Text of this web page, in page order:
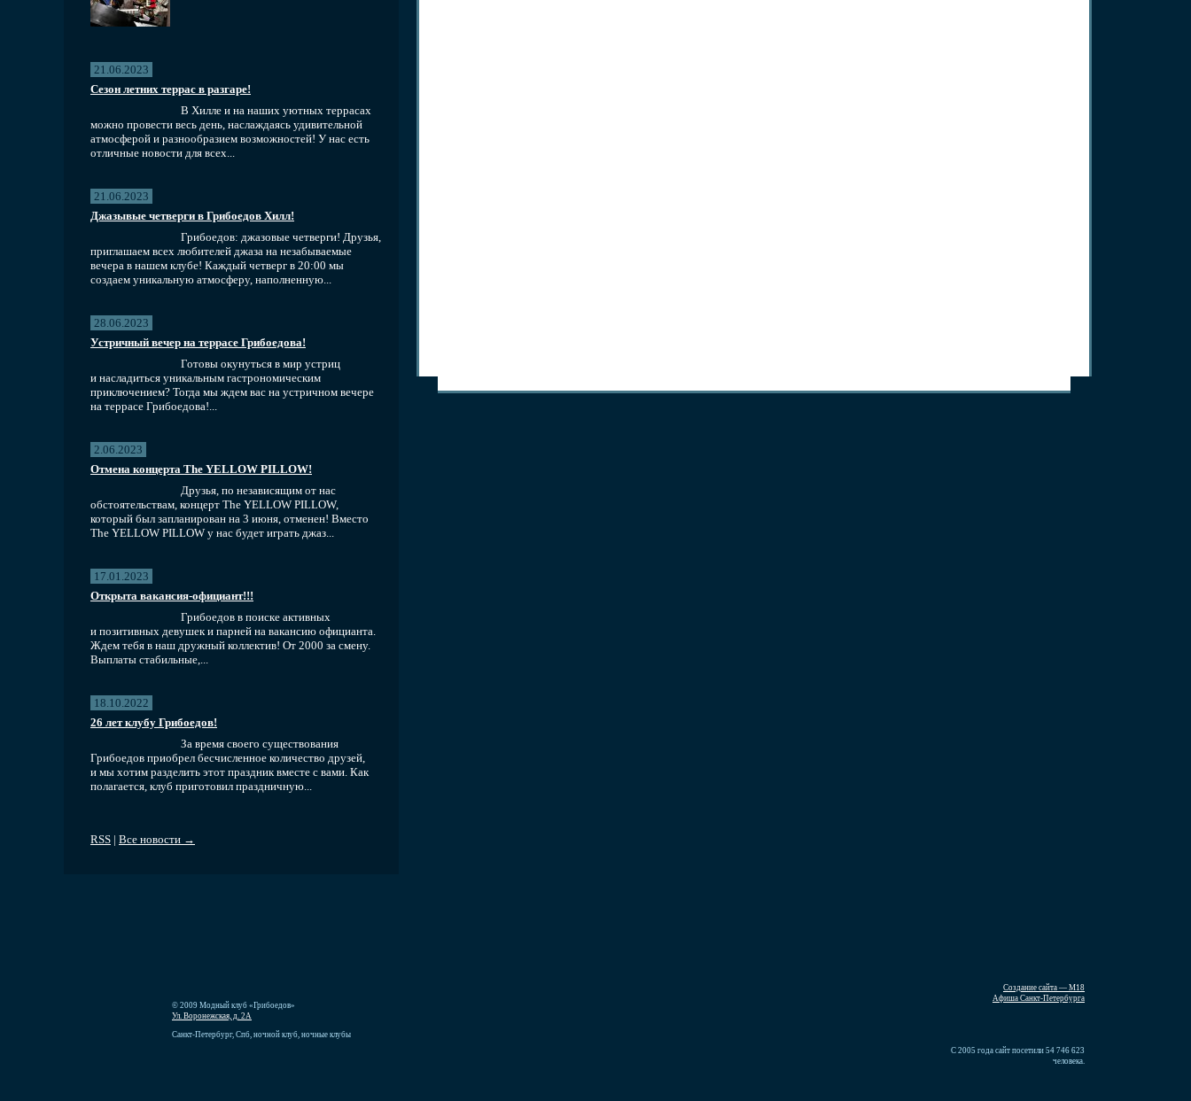
21.06.2023
Сезон летних террас в разгаре!
В Хилле и на наших уютных террасах
можно провести весь день, наслаждаясь удивительной
атмосферой и разнообразием возможностей! У нас есть
отличные новости для всех...
21.06.2023
Джазывые четверги в Грибоедов Хилл!
Грибоедов: джазовые четверги! Друзья,
приглашаем всех любителей джаза на незабываемые
вечера в нашем клубе! Каждый четверг в 20:00 мы
создаем уникальную атмосферу, наполненную...
28.06.2023
Устричный вечер на террасе Грибоедова!
Готовы окунуться в мир устриц
и насладиться уникальным гастрономическим
приключением? Тогда мы ждем вас на устричном вечере
на террасе Грибоедова!...
2.06.2023
Отмена концерта The YELLOW PILLOW!
Друзья, по независящим от нас
обстоятельствам, концерт The YELLOW PILLOW,
который был запланирован на 3 июня, отменен! Вместо
The YELLOW PILLOW у нас будет играть джаз...
17.01.2023
Открыта вакансия-официант!!!
Грибоедов в поиске активных
и позитивных девушек и парней на вакансию официанта.
Ждем тебя в наш дружный коллектив! От 2000 за смену.
Выплаты стабильные,...
18.10.2022
26 лет клубу Грибоедов!
За время своего существования
Грибоедов приобрел бесчисленное количество друзей,
и мы хотим разделить этот праздник вместе с вами. Как
полагается, клуб приготовил праздничную...
RSS | Все новости →
© 2009 Модный клуб «Грибоедов»
Ул. Воронежская, д. 2А
Санкт-Петербург, Спб, ночной клуб, ночные клубы
Создание сайта — М18
Афиша Санкт-Петербурга
С 2005 года сайт посетили 54 746 623
человека.